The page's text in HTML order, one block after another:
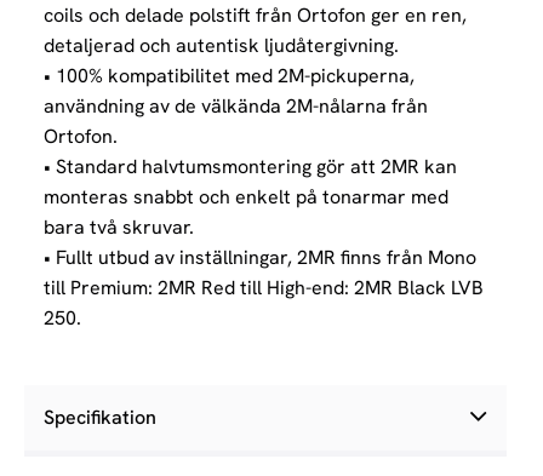
coils och delade polstift från Ortofon ger en ren,
detaljerad och autentisk ljudåtergivning.
• 100% kompatibilitet med 2M-pickuperna,
användning av de välkända 2M-nålarna från
Ortofon.
• Standard halvtumsmontering gör att 2MR kan
monteras snabbt och enkelt på tonarmar med
bara två skruvar.
• Fullt utbud av inställningar, 2MR finns från Mono
till Premium: 2MR Red till High-end: 2MR Black LVB
250.
Specifikation